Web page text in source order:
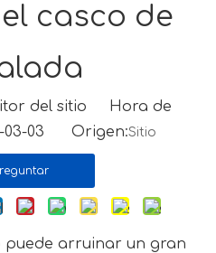
casco de
del sitio Hora de
03-03 Origen:Sitio
puede arruinar un gran